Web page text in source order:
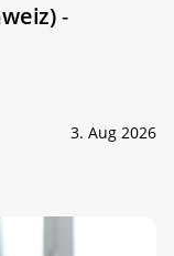
-
3. Aug 2026